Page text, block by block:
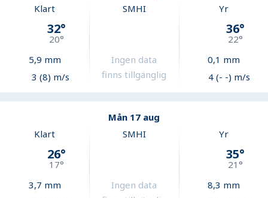
Klart
32°
20°
5,9 mm
3 (8) m/s
SMHI
Ingen data
finns tillgänglig
Yr
36°
22°
0,1 mm
4 (- -) m/s
Mån 17 aug
Klart
26°
17°
3,7 mm
SMHI
Ingen data
Yr
35°
21°
8,3 mm